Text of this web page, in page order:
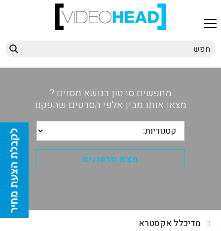
מחפשים סרטון בנושא מסוים ?
מצאו אותו מבין אלפי הסרטים שהפקנו
מדיכלל אקסטרא